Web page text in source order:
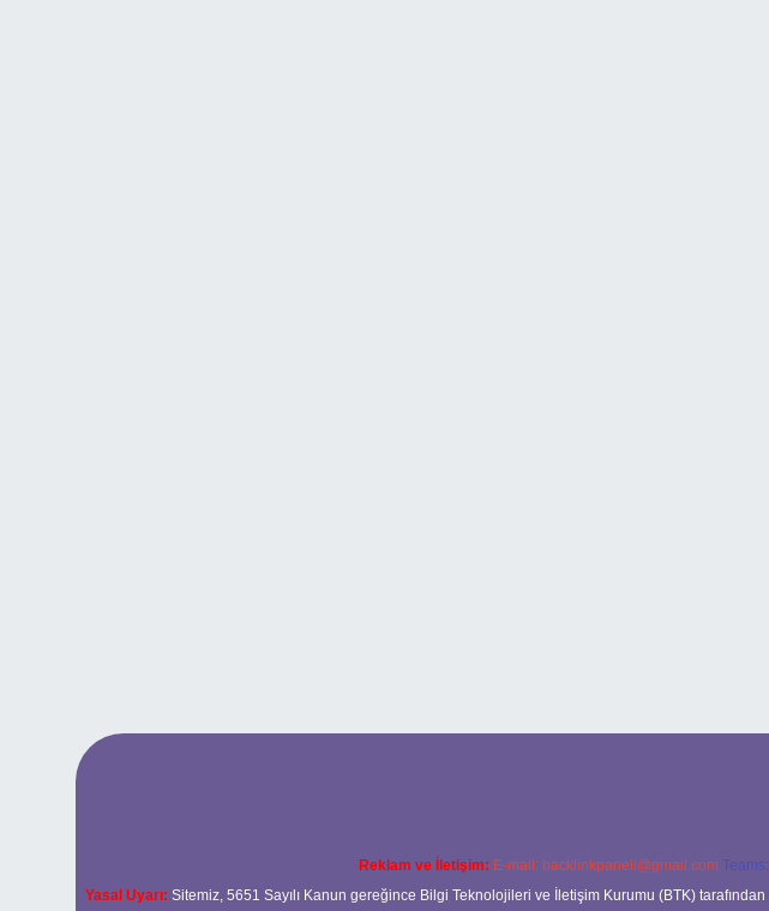
Reklam ve İletişim: E-mail: backlinkpaneli@gmail.com Teams:
Yasal Uyarı: Sitemiz, 5651 Sayılı Kanun gereğince Bilgi Teknolojileri ve İletişim Kurumu (BTK)